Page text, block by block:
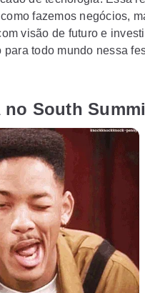
fazemos negócios,
visão de futuro e
para todo mundo nessa
no South